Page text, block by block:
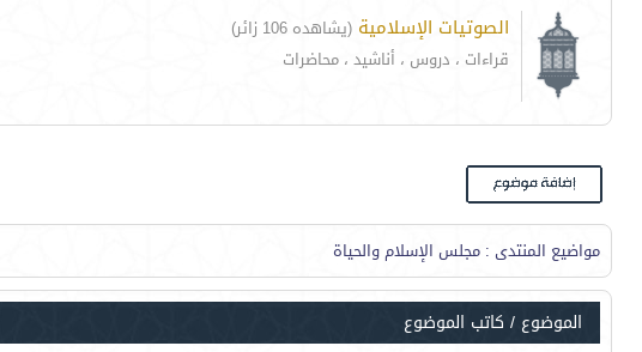
الصوتيات الإسلامية (يشاهده 106 زائر)
قراءات ، دروس ، أناشيد ، محاضرات
مواضيع المنتدى : مجلس الإسلام والحياة
الموضوع / كاتب الموضوع